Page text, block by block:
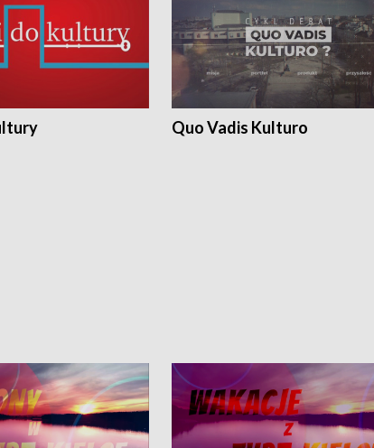
Quo Vadis Kulturo